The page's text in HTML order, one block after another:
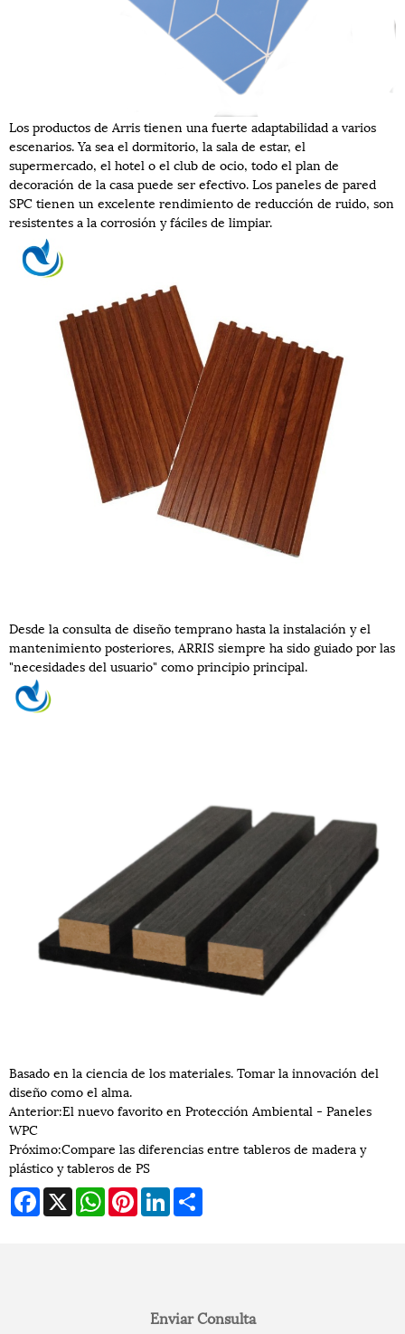
Los productos de Arris tienen una fuerte adaptabilidad a varios
escenarios. Ya sea el dormitorio, la sala de estar, el
supermercado, el hotel o el club de ocio, todo el plan de
decoración de la casa puede ser efectivo. Los paneles de pared
SPC tienen un excelente rendimiento de reducción de ruido, son
resistentes a la corrosión y fáciles de limpiar.
Desde la consulta de diseño temprano hasta la instalación y el
mantenimiento posteriores, ARRIS siempre ha sido guiado por las
"necesidades del usuario" como principio principal.
Basado en la ciencia de los materiales. Tomar la innovación del
diseño como el alma.
Anterior:El nuevo favorito en Protección Ambiental - Paneles
WPC
Próximo:Compare las diferencias entre tableros de madera y
plástico y tableros de PS
Facebook
X WhatsAppPinterestLinkedIn
Enviar Consulta